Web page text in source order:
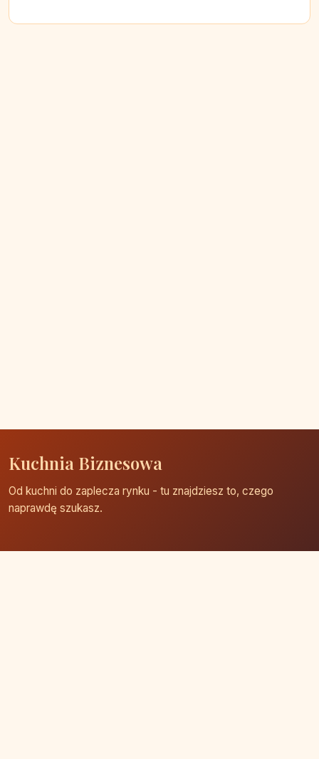
Kuchnia Biznesowa
Od kuchni do zaplecza rynku - tu znajdziesz to, czego
naprawdę szukasz.